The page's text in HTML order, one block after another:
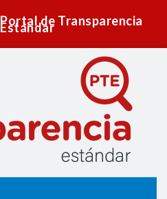
Portal de Transparencia
Estándar